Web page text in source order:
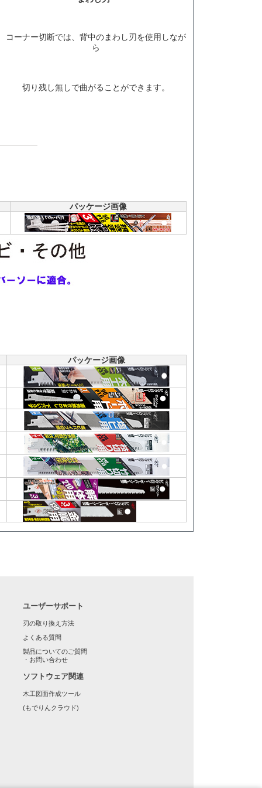
コーナー切断では、背中のまわし刃を使用しなが
ら
切り残し無しで曲がることができます。
パッケージ画像
パッケージ画像
ユーザーサポート
刃の取り換え方法
よくある質問
製品についてのご質問
・お問い合わせ
ソフトウェア関連
木工図面作成ツール
(もでりんクラウド)